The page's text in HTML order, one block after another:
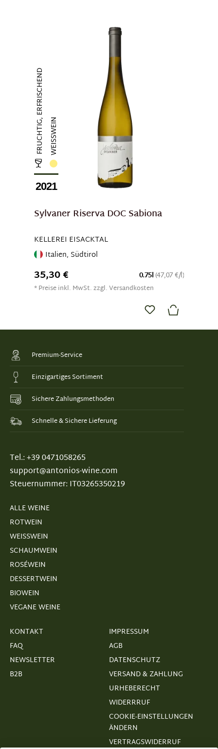
FRUCHTIG, ERFRISCHEND WEISSWEIN
2021
Sylvaner Riserva DOC Sabiona
KELLEREI EISACKTAL
Italien, Südtirol
0.75l (47,07 €/l)
35,30 €
* Preise inkl. MwSt. zzgl. Versandkosten
Premium-Service
Einzigartiges Sortiment
Sichere Zahlungsmethoden
Schnelle & Sichere Lieferung
Tel.: +39 0471058265
support@antonios-wine.com
Steuernummer: IT03265350219
ALLE WEINE
ROTWEIN
WEISSWEIN
SCHAUMWEIN
ROSÉWEIN
DESSERTWEIN
BIOWEIN
VEGANE WEINE
KONTAKT
FAQ
NEWSLETTER
B2B
IMPRESSUM
AGB
DATENSCHUTZ
VERSAND & ZAHLUNG
URHEBERECHT
WIDERRRUF
COOKIE-EINSTELLUNGEN
ÄNDERN
VERTRAGSWIDERRUF